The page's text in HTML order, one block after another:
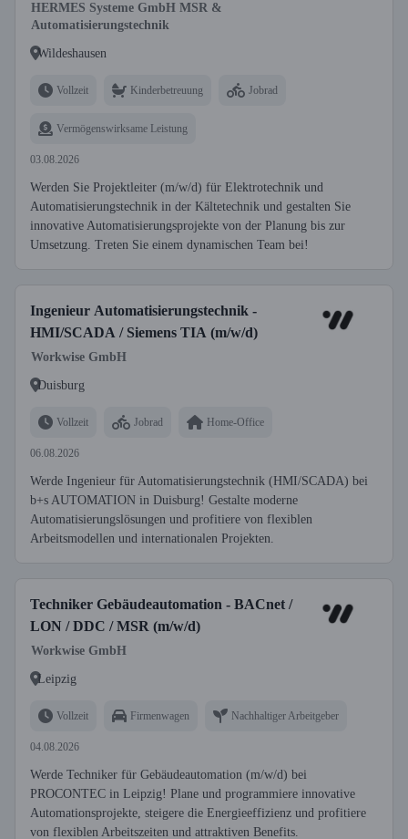
HERMES Systeme GmbH MSR &
Automatisierungstechnik
Wildeshausen
Vollzeit Kinderbetreuung Jobrad
Vermögenswirksame Leistung
03.08.2026
Werden Sie Projektleiter (m/w/d) für Elektrotechnik und
Automatisierungstechnik in der Kältetechnik und gestalten Sie
innovative Automatisierungsprojekte von der Planung bis zur
Umsetzung. Treten Sie einem dynamischen Team bei!
Ingenieur Automatisierungstechnik -
HMI/SCADA / Siemens TIA (m/w/d)
Workwise GmbH
Duisburg
Vollzeit Jobrad Home-Office
06.08.2026
Werde Ingenieur für Automatisierungstechnik (HMI/SCADA) bei
b+s AUTOMATION in Duisburg! Gestalte moderne
Automatisierungslösungen und profitiere von flexiblen
Arbeitsmodellen und internationalen Projekten.
Techniker Gebäudeautomation - BACnet /
LON / DDC / MSR (m/w/d)
Workwise GmbH
Leipzig
Vollzeit Firmenwagen Nachhaltiger Arbeitgeber
04.08.2026
Werde Techniker für Gebäudeautomation (m/w/d) bei
PROCONTEC in Leipzig! Plane und programmiere innovative
Automationsprojekte, steigere die Energieeffizienz und profitiere
von flexiblen Arbeitszeiten und attraktiven Benefits.